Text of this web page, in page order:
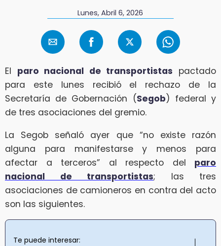
Lunes, Abril 6, 2026
El paro nacional de transportistas pactado
para este lunes recibió el rechazo de la
Secretaría de Gobernación (Segob) federal y
de tres asociaciones del gremio.
La Segob señaló ayer que “no existe razón
alguna para manifestarse y menos para
afectar a terceros” al respecto del paro
nacional de transportistas; las tres
asociaciones de camioneros en contra del acto
son las siguientes.
Te puede interesar: